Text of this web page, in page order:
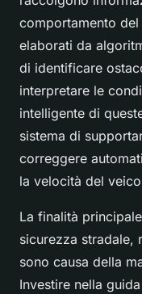
comportamento
elaborati da
di identificare
interpretare le
intelligente di
sistema di
correggere
la velocità del
La finalità
sicurezza stradale,
sono causa della
Investire nella